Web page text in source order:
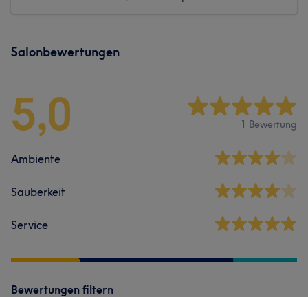
Salonbewertungen
5,0 1 Bewertung
Ambiente
Sauberkeit
Service
Bewertungen filtern